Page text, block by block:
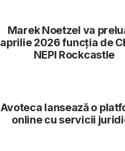
Marek Noetzel va
aprilie 2026 funcția de
NEPI Rockcastle
Avoteca lansează o
online cu servicii